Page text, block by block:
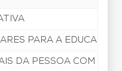
PARA A EDUCAÇÃO
DA PESSOA COM